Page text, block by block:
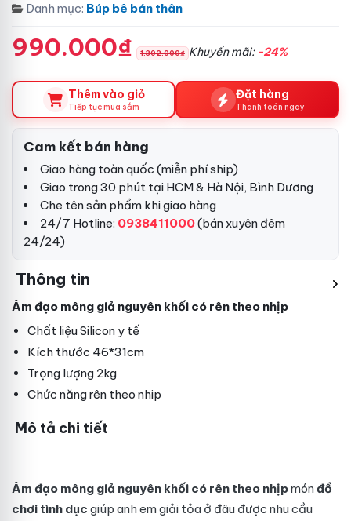
Danh mục: Búp bê bán thân
990.000₫ 1.302.000₫ Khuyến mãi: -24%
Thêm vào giỏ
Tiếp tục mua sắm
Đặt hàng
Thanh toán ngay
Cam kết bán hàng
Giao hàng toàn quốc (miễn phí ship)
Giao trong 30 phút tại HCM & Hà Nội, Bình Dương
Che tên sản phẩm khi giao hàng
24/7 Hotline: 0938411000(bán xuyên đêm
24/24)
Thông tin
Âm đạo mông giả nguyên khối có rên theo nhịp
Chất liệu Silicon y tế
Kích thước 46*31cm
Trọng lượng 2kg
Chức năng rên theo nhip
Mô tả chi tiết
Âm đạo mông giả nguyên khối có rên theo nhịpmónđồ
chơi tình dục giúp anh em giải tỏa ở đâu được nhu cầu